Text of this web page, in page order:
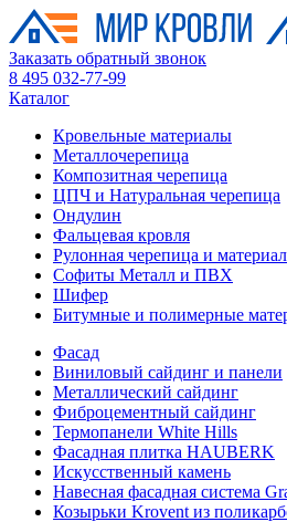
Заказать обратный звонок
8 495 032-77-99
Каталог
Кровельные материалы
Металлочерепица
Композитная черепица
ЦПЧ и Натуральная черепица
Ондулин
Фальцевая кровля
Рулонная черепица и
Софиты Металл и ПВХ
Шифер
Битумные и полимерные
Фасад
Виниловый сайдинг и панели
Металлический сайдинг
Фиброцементный сайдинг
Термопанели White Hills
Фасадная плитка HAUBERK
Искусственный камень
Навесная фасадная система
Козырьки Krovent из